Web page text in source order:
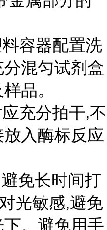
容器配置洗
混匀试剂盒
品。
充分拍干,不
入酶标反应
免长时间打
光敏感,避免
。避免用手